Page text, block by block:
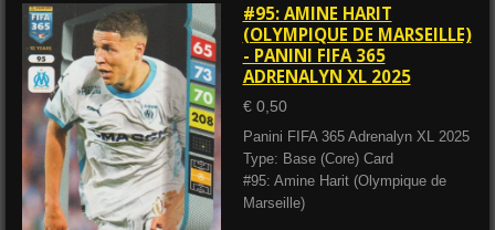
#95: AMINE HARIT
(OLYMPIQUE DE MARSEILLE)
- PANINI FIFA 365
ADRENALYN XL 2025
€ 0,50
Panini FIFA 365 Adrenalyn XL 2025
Type: Base (Core) Card
#95: Amine Harit (Olympique de
Marseille)